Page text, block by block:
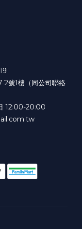
2號1樓（同公司聯絡
12:00-20:00